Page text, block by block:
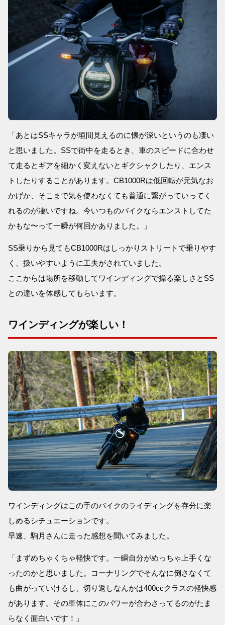
「あとはSSキャラが垣間見えるのに懐が深いというのも凄い
と思いました。SSで街中を走るとき、車のスピードに合わせ
て走るとギアを細かく変えないとギクシャクしたり、エンス
トしたりすることがあります。CB1000Rは低回転が元気なお
かげか、そこまで気を使わなくても普通に繋がっていってく
れるのが凄いですね。今いつものバイクならエンストしてた
かもな〜って一瞬が何回かありました。」
SS乗りから見てもCB1000Rはしっかりストリートで乗りやす
く、扱いやすいように工夫がされていました。
ここからは場所を移動してワインディングで操る楽しさとSS
との違いを体感してもらいます。
ワインディングが楽しい！
ワインディングはこの手のバイクのライディングを存分に楽
しめるシチュエーションです。
早速、駒月さんに走った感想を聞いてみました。
「まずめちゃくちゃ軽快です。一瞬自分がめっちゃ上手くな
ったのかと思いました。コーナリングでそんなに倒さなくて
も曲がっていけるし、切り返しなんかは400ccクラスの軽快感
があります。その車体にこのパワーが合わさってるのがたま
らなく面白いです！」